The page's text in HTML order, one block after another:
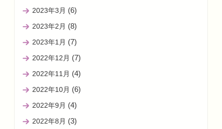
2023年3月 (6)
2023年2月 (8)
2023年1月 (7)
2022年12月 (7)
2022年11月 (4)
2022年10月 (6)
2022年9月 (4)
2022年8月 (3)